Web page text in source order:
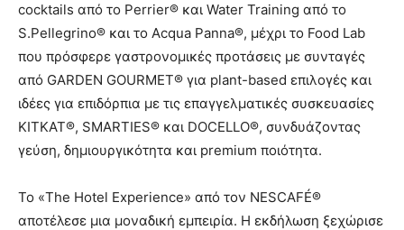
cocktails από το Perrier® και Water Training από το
S.Pellegrino® και το Acqua Panna®, μέχρι το Food Lab
που πρόσφερε γαστρονομικές προτάσεις με συνταγές
από GARDEN GOURMET® για plant-based επιλογές και
ιδέες για επιδόρπια με τις επαγγελματικές συσκευασίες
KITKAT®, SMARTIES® και DOCELLO®, συνδυάζοντας
γεύση, δημιουργικότητα και premium ποιότητα.
Το «The Hotel Experience» από τον NESCAFÉ®
αποτέλεσε μια μοναδική εμπειρία. Η εκδήλωση ξεχώρισε